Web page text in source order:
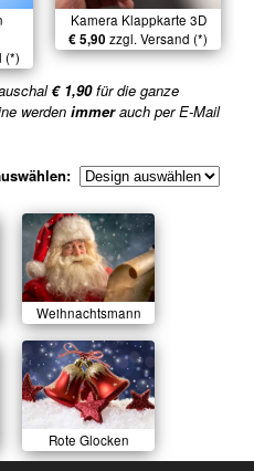
(*)
Kamera Klappkarte 3D
€ 5,90 zzgl. Versand (*)
€ 1,90für die ganze
werden immerauch per E-Mail
Weihnachtsmann
Rote Glocken